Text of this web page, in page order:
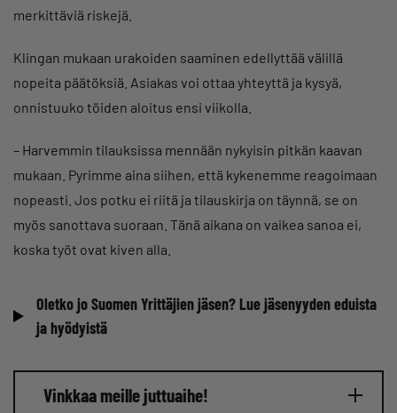
merkittäviä riskejä.
Klingan mukaan urakoiden saaminen edellyttää välillä
nopeita päätöksiä. Asiakas voi ottaa yhteyttä ja kysyä,
onnistuuko töiden aloitus ensi viikolla.
– Harvemmin tilauksissa mennään nykyisin pitkän kaavan
mukaan. Pyrimme aina siihen, että kykenemme reagoimaan
nopeasti. Jos potku ei riitä ja tilauskirja on täynnä, se on
myös sanottava suoraan. Tänä aikana on vaikea sanoa ei,
koska työt ovat kiven alla.
Oletko jo Suomen Yrittäjien jäsen? Lue jäsenyyden eduista
ja hyödyistä
Vinkkaa meille juttuaihe!